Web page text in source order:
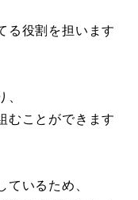
る役割を担います
、
むことができます
いるため、